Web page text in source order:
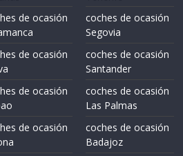
de ocasión
de ocasión
de ocasión
de ocasión
coches de ocasión
Segovia
coches de ocasión
Santander
coches de ocasión
Las Palmas
coches de ocasión
Badajoz